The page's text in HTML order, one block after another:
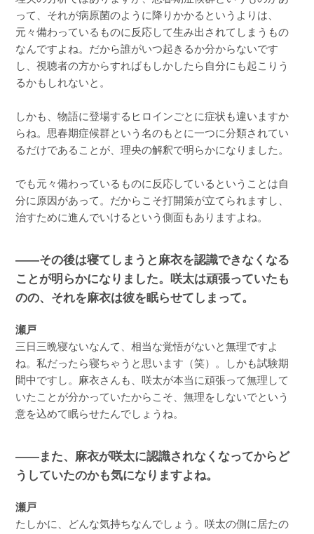
って、それが病原菌のように降りかかるというよりは、
元々備わっているものに反応して生み出されてしまうもの
なんですよね。だから誰がいつ起きるか分からないです
し、視聴者の方からすればもしかしたら自分にも起こりう
るかもしれないと。
しかも、物語に登場するヒロインごとに症状も違いますか
らね。思春期症候群という名のもとに一つに分類されてい
るだけであることが、理央の解釈で明らかになりました。
でも元々備わっているものに反応しているということは自
分に原因があって。だからこそ打開策が立てられますし、
治すために進んでいけるという側面もありますよね。
――その後は寝てしまうと麻衣を認識できなくなる
ことが明らかになりました。咲太は頑張っていたも
のの、それを麻衣は彼を眠らせてしまって。
瀬戸
三日三晩寝ないなんて、相当な覚悟がないと無理ですよ
ね。私だったら寝ちゃうと思います（笑）。しかも試験期
間中ですし。麻衣さんも、咲太が本当に頑張って無理して
いたことが分かっていたからこそ、無理をしないでという
意を込めて眠らせたんでしょうね。
――また、麻衣が咲太に認識されなくなってからど
うしていたのかも気になりますよね。
瀬戸
たしかに、どんな気持ちなんでしょう。咲太の側に居たの